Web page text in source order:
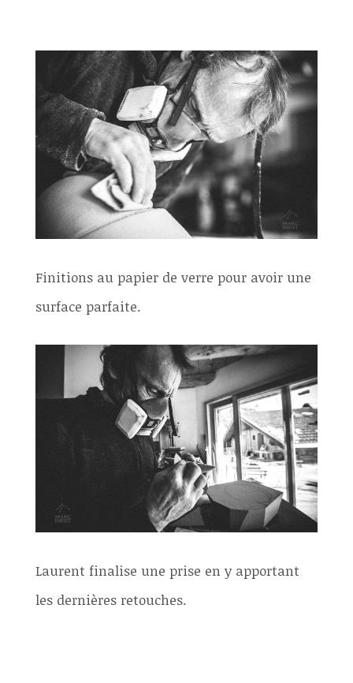
Finitions au papier de verre pour avoir une
surface parfaite.
Laurent finalise une prise en y apportant
les dernières retouches.